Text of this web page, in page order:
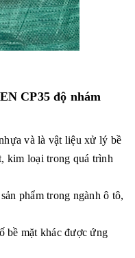
CP35 độ nhám
và là vật liệu xử lý bề
kim loại trong quá trình
phẩm trong ngành ô tô,
bề mặt khác được ứng